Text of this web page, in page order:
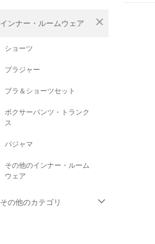
インナー・ルームウェア close
ショーツ
ブラジャー
ブラ＆ショーツセット
ボクサーパンツ・トランク
ス
パジャマ
その他のインナー・ルーム
ウェア
その他のカテゴリ